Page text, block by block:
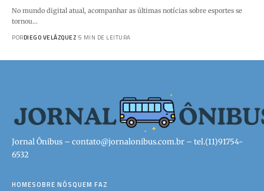
No mundo digital atual, acompanhar as últimas notícias sobre esportes se
tornou…
PORDIEGO VELÁZQUEZ 5 MIN DE LEITURA
Jornal Ônibus – contato@jornalonibus.com.br – tel.(11)91754-
6532
HOMESOBRE NÓSQUEM FAZ